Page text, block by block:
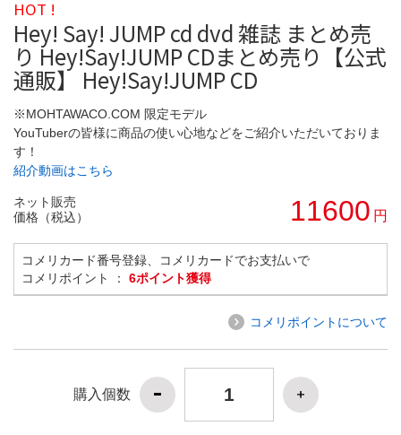
HOT !
Hey! Say! JUMP cd dvd 雑誌 まとめ売
り Hey!Say!JUMP CDまとめ売り【公式
通販】 Hey!Say!JUMP CD
※MOHTAWACO.COM 限定モデル
YouTuberの皆様に商品の使い心地などをご紹介いただいておりま
す！
紹介動画はこちら
ネット販売
価格（税込）
11600 円
コメリカード番号登録、コメリカードでお支払いで
コメリポイント ： 6ポイント獲得
コメリポイントについて
購入個数